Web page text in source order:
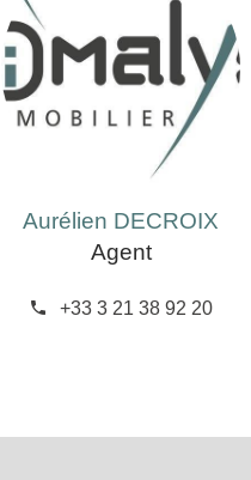
Aurélien DECROIX
Agent
+33 3 21 38 92 20